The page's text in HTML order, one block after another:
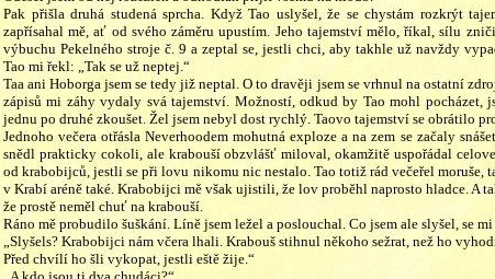
Pak přišla druhá studená sprcha. Když Tao uslyšel, že se chystám rozkrýt
zapřísahal mě, ať od svého záměru upustím. Jeho tajemství mělo, říkal, sílu
výbuchu Pekelného stroje č. 9 a zeptal se, jestli chci, aby takhle už navždy
Tao mi řekl: „Tak se už neptej.“
Taa ani Hoborga jsem se tedy již neptal. O to dravěji jsem se vrhnul na ostatní
zápisů mi záhy vydaly svá tajemství. Možností, odkud by Tao mohl pocházet,
jednu po druhé zkoušet. Žel jsem nebyl dost rychlý. Taovo tajemství se obrátilo
Jednoho večera otřásla Neverhoodem mohutná exploze a na zem se začaly
snědl prakticky cokoli, ale krabouší obzvlášť miloval, okamžitě uspořádal
od krabobijců, jestli se při lovu nikomu nic nestalo. Tao totiž rád večeřel moruše,
v Krabí aréně také. Krabobijci mě však ujistili, že lov proběhl naprosto hladce. A
že prostě neměl chuť na krabouší.
Ráno mě probudilo šuškání. Líně jsem ležel a poslouchal. Co jsem ale slyšel, se
„Slyšels? Krabobijci nám včera lhali. Krabouš stihnul někoho sežrat, než ho
Před chvílí ho šli vykopat, jestli eště žije.“